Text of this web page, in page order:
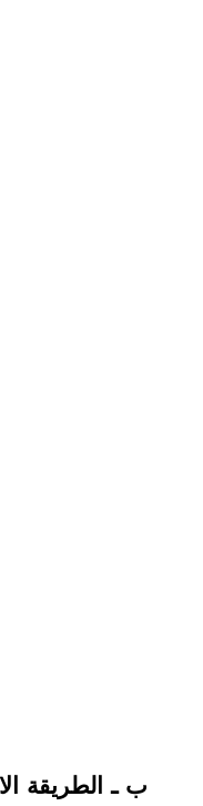
ب ـ الطريقة